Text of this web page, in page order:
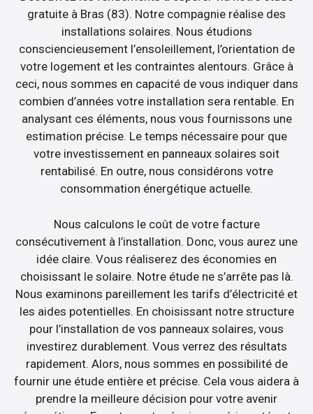
gratuite à Bras (83). Notre compagnie réalise des
installations solaires. Nous étudions
consciencieusement l’ensoleillement, l’orientation de
votre logement et les contraintes alentours. Grâce à
ceci, nous sommes en capacité de vous indiquer dans
combien d’années votre installation sera rentable. En
analysant ces éléments, nous vous fournissons une
estimation précise. Le temps nécessaire pour que
votre investissement en panneaux solaires soit
rentabilisé. En outre, nous considérons votre
consommation énergétique actuelle.
Nous calculons le coût de votre facture
consécutivement à l’installation. Donc, vous aurez une
idée claire. Vous réaliserez des économies en
choisissant le solaire. Notre étude ne s’arrête pas là.
Nous examinons pareillement les tarifs d’électricité et
les aides potentielles. En choisissant notre structure
pour l’installation de vos panneaux solaires, vous
investirez durablement. Vous verrez des résultats
rapidement. Alors, nous sommes en possibilité de
fournir une étude entière et précise. Cela vous aidera à
prendre la meilleure décision pour votre avenir